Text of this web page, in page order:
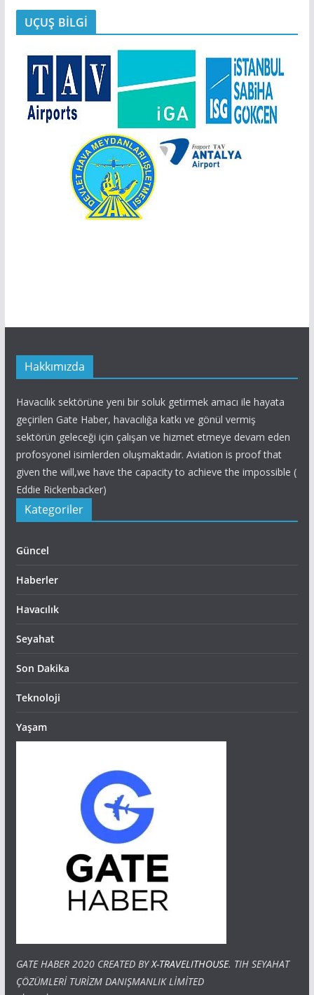
UÇUŞ BİLGİ
Hakkımızda
Havacılık sektörüne yeni bir soluk getirmek amacı ile hayata
geçirilen Gate Haber, havacılığa katkı ve gönül vermiş
sektörün geleceği için çalışan ve hizmet etmeye devam eden
profosyonel isimlerden oluşmaktadır. Aviation is proof that
given the will,we have the capacity to achieve the impossible (
Eddie Rickenbacker)
Kategoriler
Güncel
Haberler
Havacılık
Seyahat
Son Dakika
Teknoloji
Yaşam
GATE HABER 2020 CREATED BYX-TRAVELITHOUSE. TIH SEYAHAT
ÇÖZÜMLERİ TURİZM DANIŞMANLIK LİMİTED